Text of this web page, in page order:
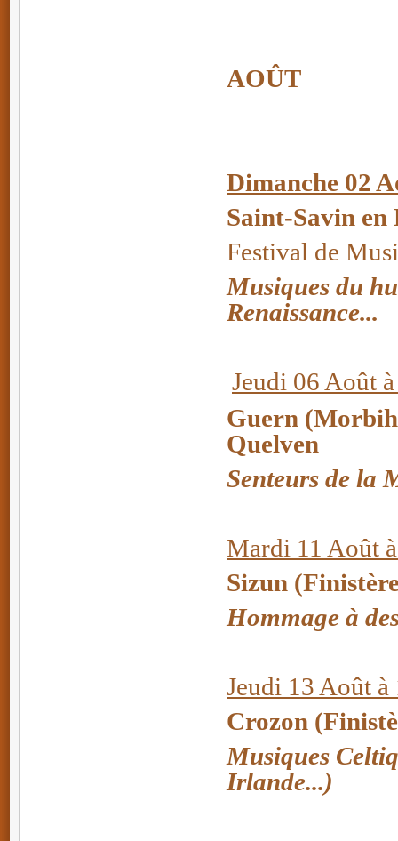
AOÛT
Dimanche 02
Saint-Savin en
Festival de
Musiques du
Renaissance...
Jeudi 06 Août
Guern
Quelven
Senteurs de la
Mardi 11 Août
Sizun
Hommage à
Jeudi 13 Août
Crozon
Musiques
Irlande...)